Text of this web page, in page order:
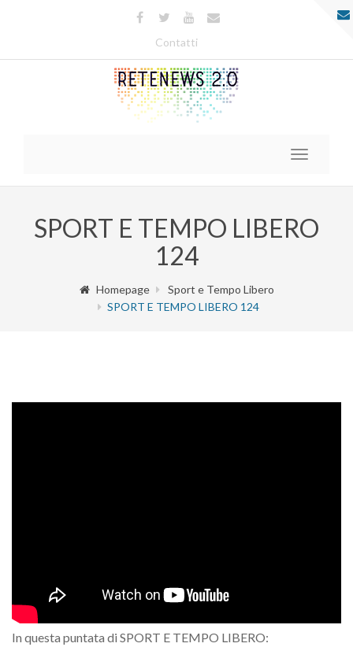
Contatti
Toggle
SPORT E TEMPO LIBERO
124
Homepage
Sport e Tempo Libero
SPORT E TEMPO LIBERO 124
In questa puntata di SPORT E TEMPO LIBERO: